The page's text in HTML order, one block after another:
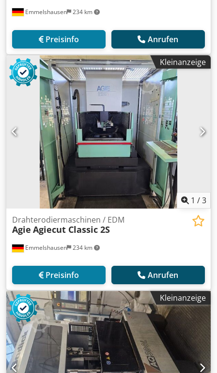
Emmelshausen 234 km
Preisinfo Anrufen
Kleinanzeige
1 /3
Emmelshausen 234 km
Drahterodiermaschinen / EDM
Agie Agiecut Classic 2S
Preisinfo Anrufen
Kleinanzeige